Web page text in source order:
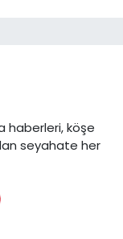
haberleri, köşe
seyahate her